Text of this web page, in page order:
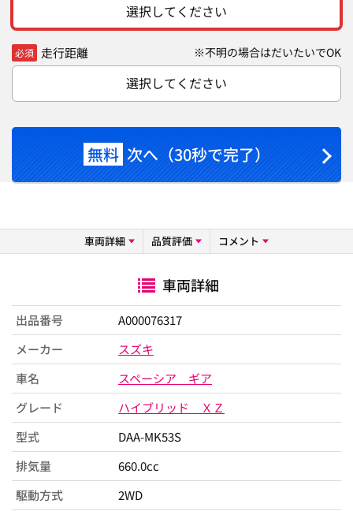
選択してください
必須 走行距離 ※不明の場合はだいたいでOK
選択してください
無料 次へ（30秒で完了）
車両詳細 品質評価 コメント
車両詳細
出品番号
A000076317
メーカー
スズキ
車名
スペーシア ギア
グレード
ハイブリッド ＸＺ
型式
DAA-MK53S
排気量
660.0cc
駆動方式
2WD